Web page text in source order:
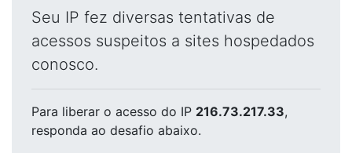
Seu IP fez diversas tentativas de
acessos suspeitos a sites hospedados
conosco.
Para liberar o acesso do IP 216.73.217.33,
responda ao desafio abaixo.